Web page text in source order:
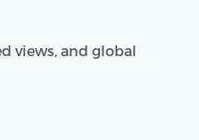
views, and global